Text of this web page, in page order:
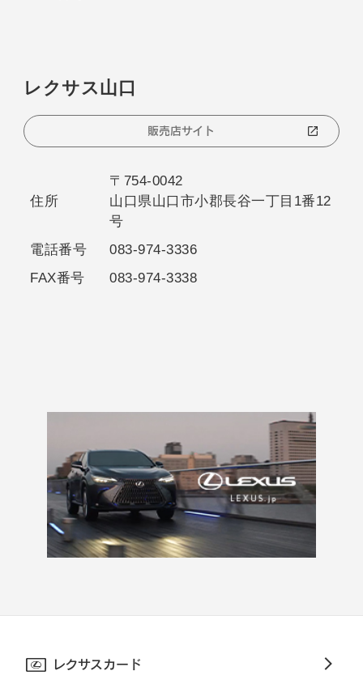
レクサス山口
販売店サイト
住所
〒754-0042
山口県山口市小郡長谷一丁目1番12
号
電話番号 083-974-3336
FAX番号 083-974-3338
レクサスカード